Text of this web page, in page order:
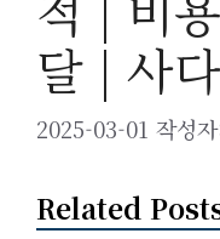
달 | 사
2025-03-01 작성
Related